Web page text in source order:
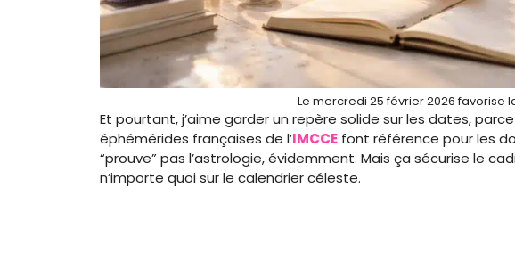
Le mercredi 25 février 2026 favorise
Et pourtant, j’aime garder un repère solide sur les dates,
éphémérides françaises de l’IMCCE font référence pour les
“prouve” pas l’astrologie, évidemment. Mais ça sécurise le
n’importe quoi sur le calendrier céleste.